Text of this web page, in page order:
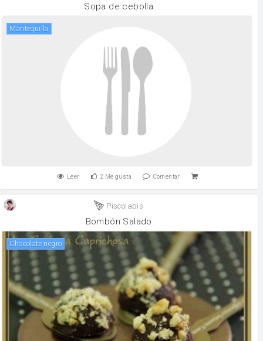
Sopa de cebolla
mantequilla
Leer 2 Me gusta Comentar
Piscolabis
Bombón Salado
chocolate negro